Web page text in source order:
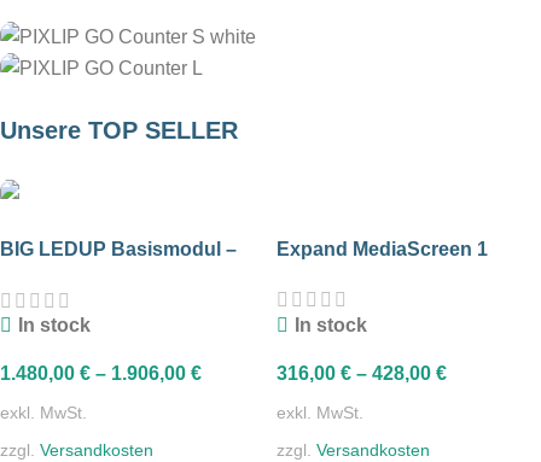
PIXLIP GO Counter L
Unsere TOP SELLER
SALE 10%
faltbarer Prospektständer
mehr erfahren
BIG LEDUP Basismodul –
In stock
1.480,00 € – 1.906,00 €
exkl. MwSt.
zzgl. Versandkosten
Expand MediaScreen 1
In stock
316,00 € – 428,00 €
exkl. MwSt.
zzgl. Versandkosten